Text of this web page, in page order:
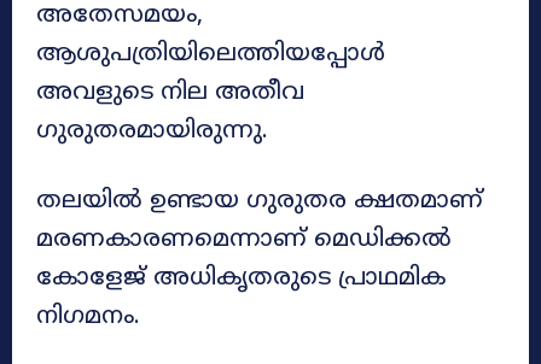
അതേസമയം,
ആശുപത്രിയിലെത്തിയപ്പോൾ
അവളുടെ നില അതീവ
ഗുരുതരമായിരുന്നു.
തലയിൽ ഉണ്ടായ ഗുരുതര ക്ഷതമാണ്
മരണകാരണമെന്നാണ് മെഡിക്കൽ
കോളേജ് അധികൃതരുടെ പ്രാഥമിക
നിഗമനം.